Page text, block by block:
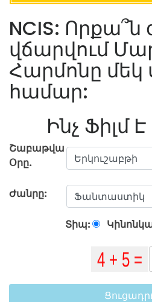
NCIS: Որքա՞ն
վճարվում
Հարմոնը մեկ
համար:
Ինչ Ֆիլմ
Շաբաթվա
Օրը.
Ժանրը:
Տիպ: